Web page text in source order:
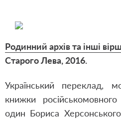
Родинний архів та інші
Старого Лева, 2016.
Український переклад,
книжки
один Бориса